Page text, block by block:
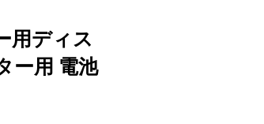
用ディス
ー用 電池